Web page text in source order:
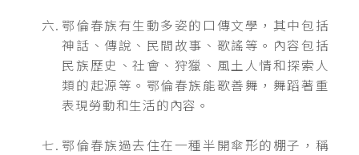
鄂倫春族有生動多姿的口傳文學，其中包括
神話、傳說、民間故事、歌謠等。內容包括
民族歷史、社會、狩獵、風土人情和探索人
類的起源等。鄂倫春族能歌善舞，舞蹈著重
表現勞動和生活的內容。
鄂倫春族過去住在一種半開傘形的棚子，稱